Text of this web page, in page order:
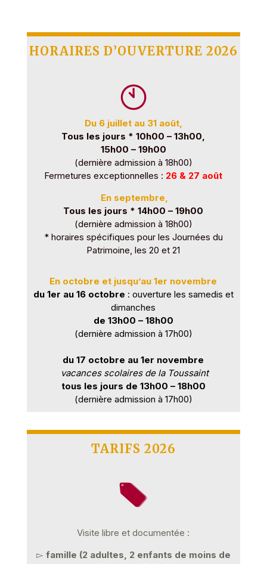
HORAIRES D’OUVERTURE 2026
Du 6 juillet au 31 août,
Tous les jours * 10h00 – 13h00,
15h00 – 19h00
(dernière admission à 18h00)
Fermetures exceptionnelles : 26 & 27 août
En septembre,
Tous les jours * 14h00 – 19h00
(dernière admission à 18h00)
* horaires spécifiques pour les Journées du
Patrimoine, les 20 et 21
En octobre et jusqu’au 1er novembre
du 1er au 16 octobre : ouverture les samedis et
dimanches
de 13h00 – 18h00
(dernière admission à 17h00)
du 17 octobre au 1er novembre
vacances scolaires de la Toussaint
tous les jours de 13h00 – 18h00
(dernière admission à 17h00)
TARIFS 2026
Visite libre et documentée :
▻ famille (2 adultes, 2 enfants de moins de